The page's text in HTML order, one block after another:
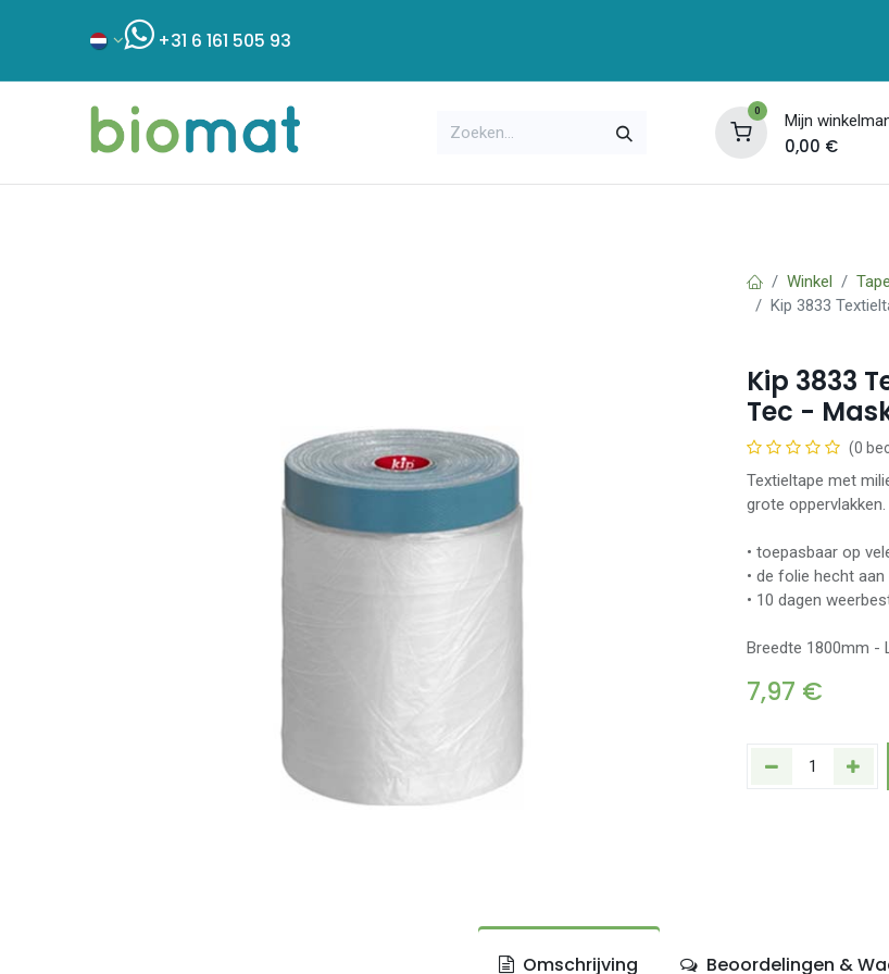
+31 6 161 505 93
0 Mijn
0,00 €
Winkel
Kip 3833
Kip 3833
Tec -
(0
Textieltape met
grote oppervlakken.
• toepasbaar op
• de folie hecht
• 10 dagen
Breedte 1800mm -
7,97 €
Omschrijving Beoordelingen &